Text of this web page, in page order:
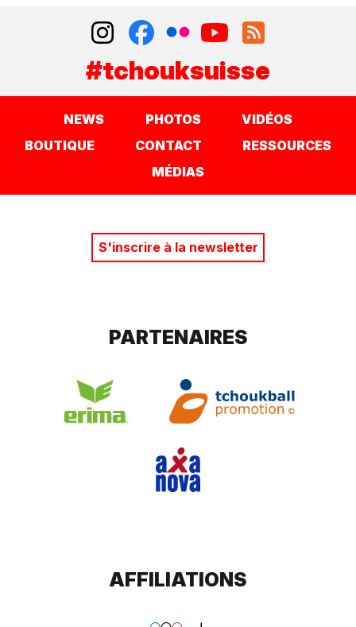
#tchouksuisse
NEWS PHOTOS
VIDÉOS
BOUTIQUE
CONTACT
RESSOURCES
MÉDIAS
S'inscrire à la newsletter
PARTENAIRES
AFFILIATIONS